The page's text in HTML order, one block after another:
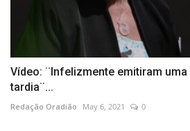
Vídeo: ¨Infelizmente emitiram
tardia¨...
Redação Oradião May 6, 2021 0